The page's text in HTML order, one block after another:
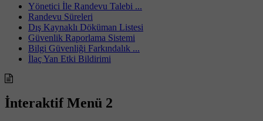
Yönetici İle Randevu Talebi ...
Randevu Süreleri
Dış Kaynaklı Döküman Listesi
Güvenlik Raporlama Sistemi
Bilgi Güvenliği Farkındalık ...
İlaç Yan Etki Bildirimi
İnteraktif Menü 2